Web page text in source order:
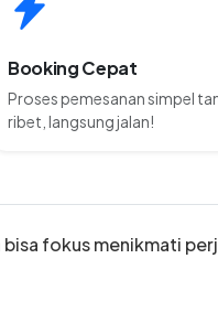
Booking Cepat
Proses pemesanan simpel
ribet, langsung jalan!
bisa fokus menikmati